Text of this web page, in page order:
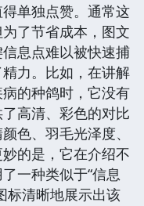
单独点赞。通常这
了节省成本，图文
息点难以被快速捕
力。比如，在讲解
的种鸽时，它没有
高清、彩色的对比
色、羽毛光泽度、
的是，它在介绍不
一种类似于“信息
标清晰地展示出该